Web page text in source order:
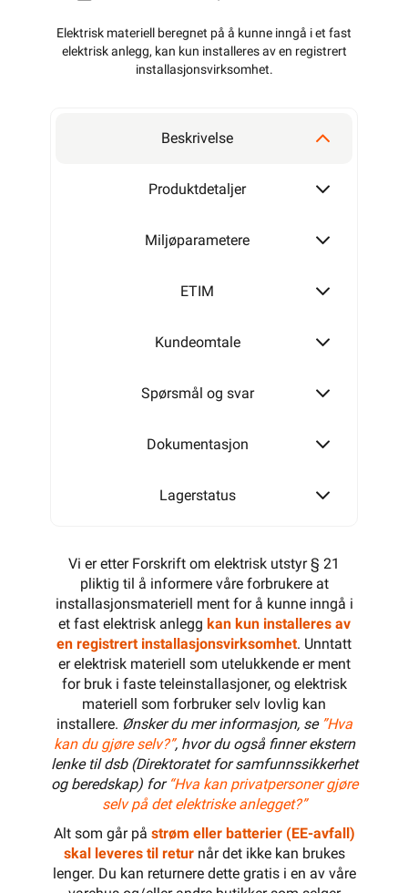
Elektrisk materiell beregnet på å kunne inngå i et fast
elektrisk anlegg, kan kun installeres av en registrert
installasjonsvirksomhet.
Beskrivelse
Produktdetaljer
Miljøparametere
ETIM
Kundeomtale
Spørsmål og svar
Dokumentasjon
Lagerstatus
Vi er etter Forskrift om elektrisk utstyr § 21
pliktig til å informere våre forbrukere at
installasjonsmateriell ment for å kunne inngå i
et fast elektrisk anlegg kan kun installeres av
en registrert installasjonsvirksomhet. Unntatt
er elektrisk materiell som utelukkende er ment
for bruk i faste teleinstallasjoner, og elektrisk
materiell som forbruker selv lovlig kan
installere. Ønsker du mer informasjon, se ”Hva
kan du gjøre selv?”, hvor du også finner ekstern
lenke til dsb (Direktoratet for samfunnssikkerhet
og beredskap) for “Hva kan privatpersoner gjøre
selv på det elektriske anlegget?”
Alt som går på strøm eller batterier (EE-avfall)
skal leveres til returnår det ikke kan brukes
lenger. Du kan returnere dette gratis i en av våre